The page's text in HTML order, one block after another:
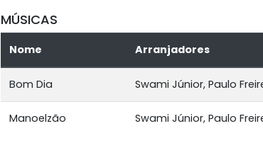
MÚSICAS
Nome Arranjadores
Bom Dia Swami Júnior, Paulo
Manoelzão Swami Júnior, Paulo